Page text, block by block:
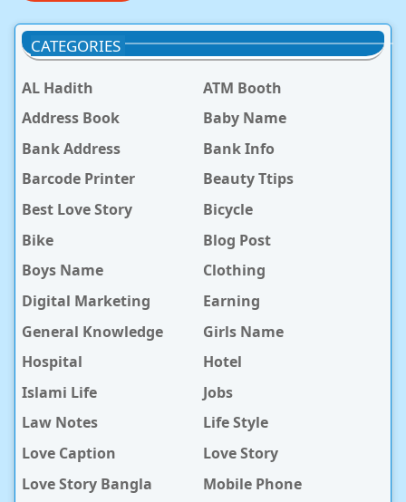
CATEGORIES
AL Hadith
ATM Booth
Address Book
Baby Name
Bank Address
Bank Info
Barcode Printer
Beauty Ttips
Best Love Story
Bicycle
Bike
Blog Post
Boys Name
Clothing
Digital Marketing
Earning
General Knowledge
Girls Name
Hospital
Hotel
Islami Life
Jobs
Law Notes
Life Style
Love Caption
Love Story
Love Story Bangla
Mobile Phone